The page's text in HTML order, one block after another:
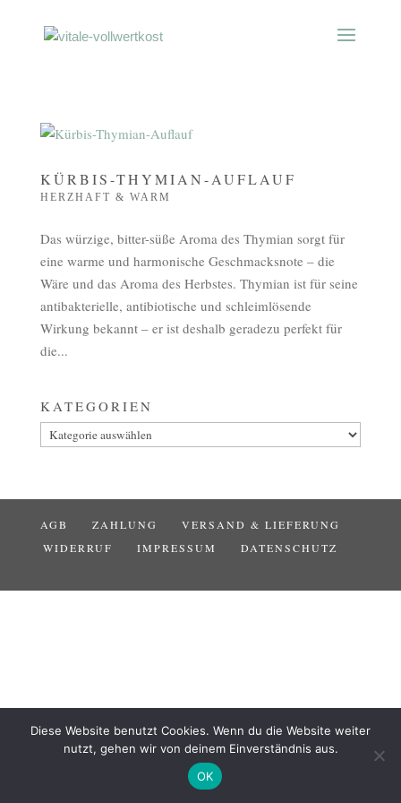
KÜRBIS-THYMIAN-AUFLAUF
HERZHAFT & WARM
Das würzige, bitter-süße Aroma des Thymian sorgt für
eine warme und harmonische Geschmacksnote – die
Wäre und das Aroma des Herbstes. Thymian ist für seine
antibakterielle, antibiotische und schleimlösende
Wirkung bekannt – er ist deshalb geradezu perfekt für
die...
KATEGORIEN
Kategorien
AGB ZAHLUNG
VERSAND & LIEFERUNG
WIDERRUF
IMPRESSUM DATENSCHUTZ
Diese Website benutzt Cookies. Wenn du die Website weiter
nutzt, gehen wir von deinem Einverständnis aus.
OK